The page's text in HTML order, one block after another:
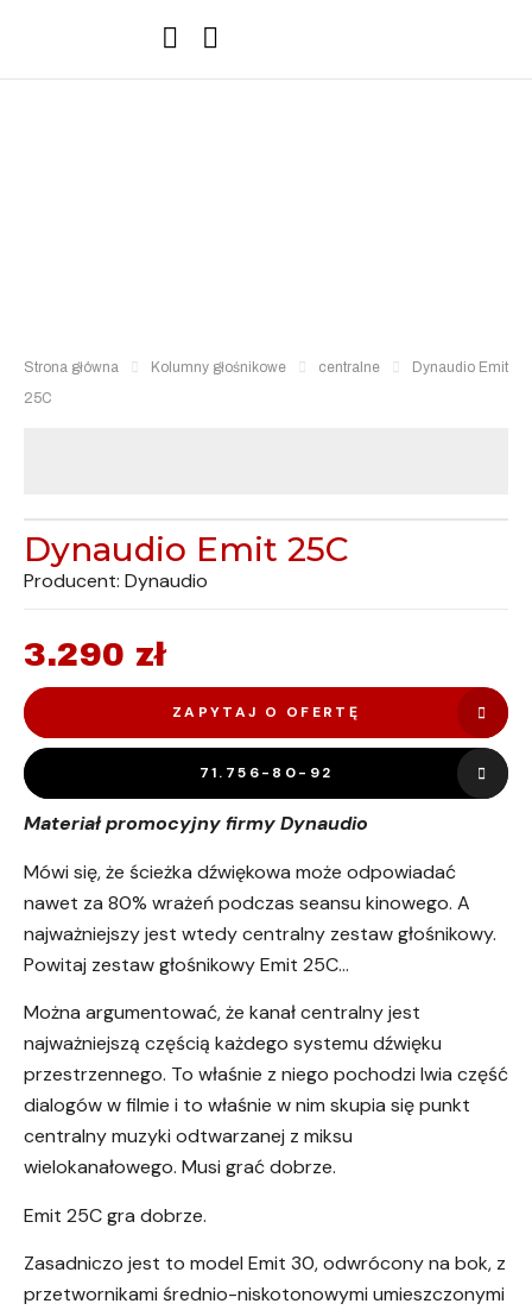
Strona główna Kolumny głośnikowe centralne
Dynaudio Emit
25C
Dynaudio Emit 25C
Producent: Dynaudio
3.290 zł
ZAPYTAJ O OFERTĘ
71.756-80-92
Materiał promocyjny firmy Dynaudio
Mówi się, że ścieżka dźwiękowa może odpowiadać
nawet za 80% wrażeń podczas seansu kinowego. A
najważniejszy jest wtedy centralny zestaw głośnikowy.
Powitaj zestaw głośnikowy Emit 25C…
Można argumentować, że kanał centralny jest
najważniejszą częścią każdego systemu dźwięku
przestrzennego. To właśnie z niego pochodzi lwia część
dialogów w filmie i to właśnie w nim skupia się punkt
centralny muzyki odtwarzanej z miksu
wielokanałowego. Musi grać dobrze.
Emit 25C gra dobrze.
Zasadniczo jest to model Emit 30, odwrócony na bok, z
przetwornikami średnio-niskotonowymi umieszczonymi